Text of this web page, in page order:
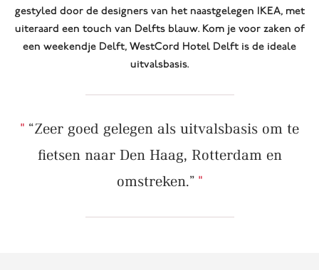
gestyled door de designers van het naastgelegen IKEA, met
uiteraard een touch van Delfts blauw. Kom je voor zaken of
een weekendje Delft, WestCord Hotel Delft is de ideale
uitvalsbasis.
“Zeer goed gelegen als uitvalsbasis om te
fietsen naar Den Haag, Rotterdam en
omstreken.”